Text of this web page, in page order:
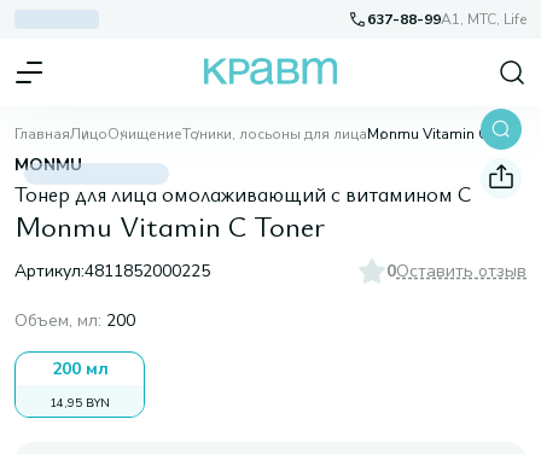
637-88-99A1, МТС, Life
ГлавнаяЛицоОчищениеТоники, лосьоны для лица Monmu Vitamin C Toner
MONMU
Тонер для лица омолаживающий с витамином С
Monmu Vitamin C Toner
Артикул:4811852000225 0Оставить отзыв
Объем, мл: 200
200 мл
14,95 BYN